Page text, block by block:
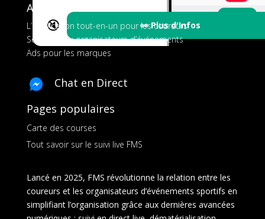
🔇 👀 Plus d'Infos
A propos de FMS
L’application tout-en-un pour les coureurs
Services aux organisateurs d’événements
Ads pour les marques
Chat en Direct
Pages populaires
Carte des courses
Tout savoir sur le suivi live FMS
Lancé en 2025, FMS révolutionne la relation entre les
coureurs et les organisateurs d’événements sportifs en
simplifiant l’organisation grâce aux dernières avancées